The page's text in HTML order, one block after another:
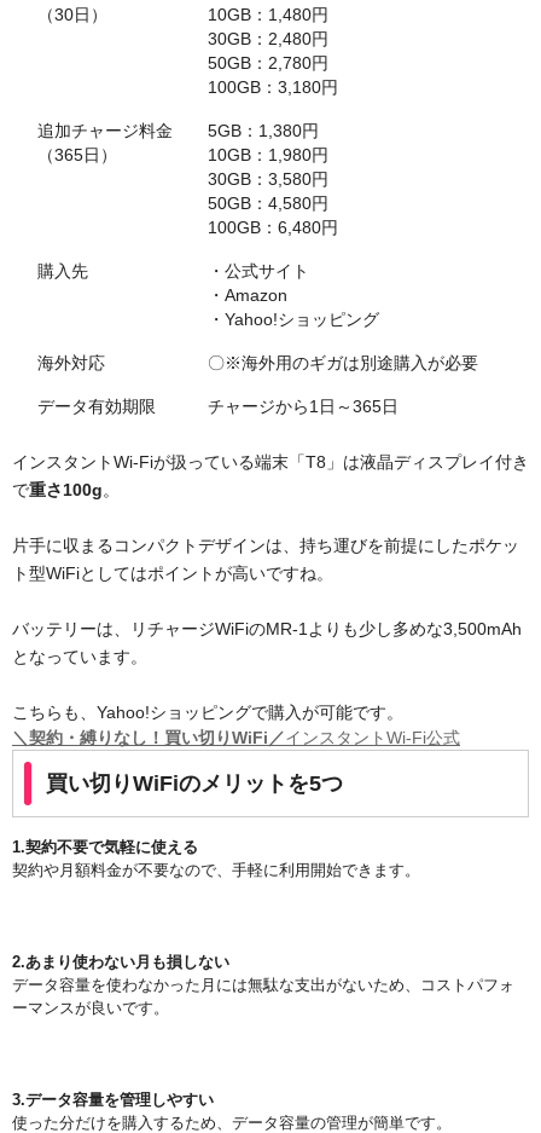
（30日）
10GB：1,480円
30GB：2,480円
50GB：2,780円
100GB：3,180円
追加チャージ料金
（365日）
5GB：1,380円
10GB：1,980円
30GB：3,580円
50GB：4,580円
100GB：6,480円
購入先
・公式サイト
・Amazon
・Yahoo!ショッピング
海外対応 〇※海外用のギガは別途購入が必要
データ有効期限 チャージから1日～365日
インスタントWi-Fiが扱っている端末「T8」は液晶ディスプレイ付き
で重さ100g。
片手に収まるコンパクトデザインは、持ち運びを前提にしたポケッ
ト型WiFiとしてはポイントが高いですね。
バッテリーは、リチャージWiFiのMR-1よりも少し多めな3,500mAh
となっています。
こちらも、Yahoo!ショッピングで購入が可能です。
＼契約・縛りなし！買い切りWiFi／インスタントWi-Fi公式
買い切りWiFiのメリットを5つ
1.契約不要で気軽に使える
契約や月額料金が不要なので、手軽に利用開始できます。
2.あまり使わない月も損しない
データ容量を使わなかった月には無駄な支出がないため、コストパフォ
ーマンスが良いです。
3.データ容量を管理しやすい
使った分だけを購入するため、データ容量の管理が簡単です。